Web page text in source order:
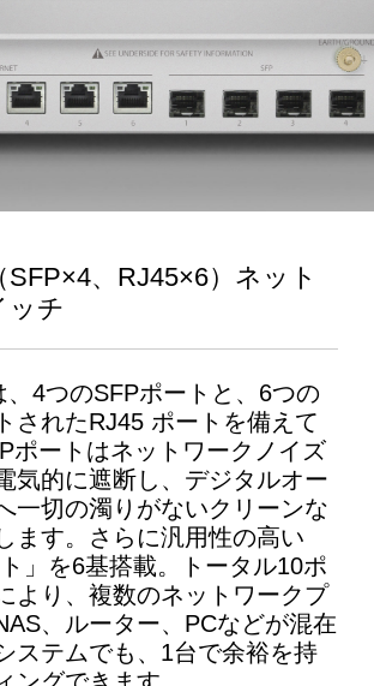
SFP×4、 RJ45×6）ネット
ッチ
4つのSFPポートと、 6つの
されたRJ45 ポートを備えて
ポートはネットワークノイズ
気的に遮断し、デジタルオー
一切の濁りがないクリーンな
ます。さらに汎用性の高い
」を6基搭載。トータル10ポ
より、複数のネットワークプ
、ルーター、 PCなどが混在
ステムでも、 1台で余裕を持